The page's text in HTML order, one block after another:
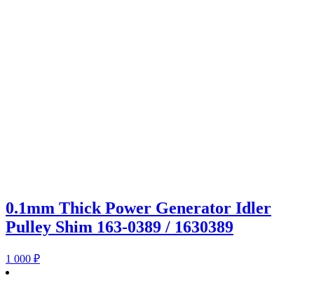
0.1mm Thick Power Generator Idler
Pulley Shim 163-0389 / 1630389
1 000 ₽